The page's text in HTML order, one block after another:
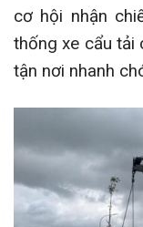
cơ hội nhận
thống xe cẩu tải
tận nơi nhanh